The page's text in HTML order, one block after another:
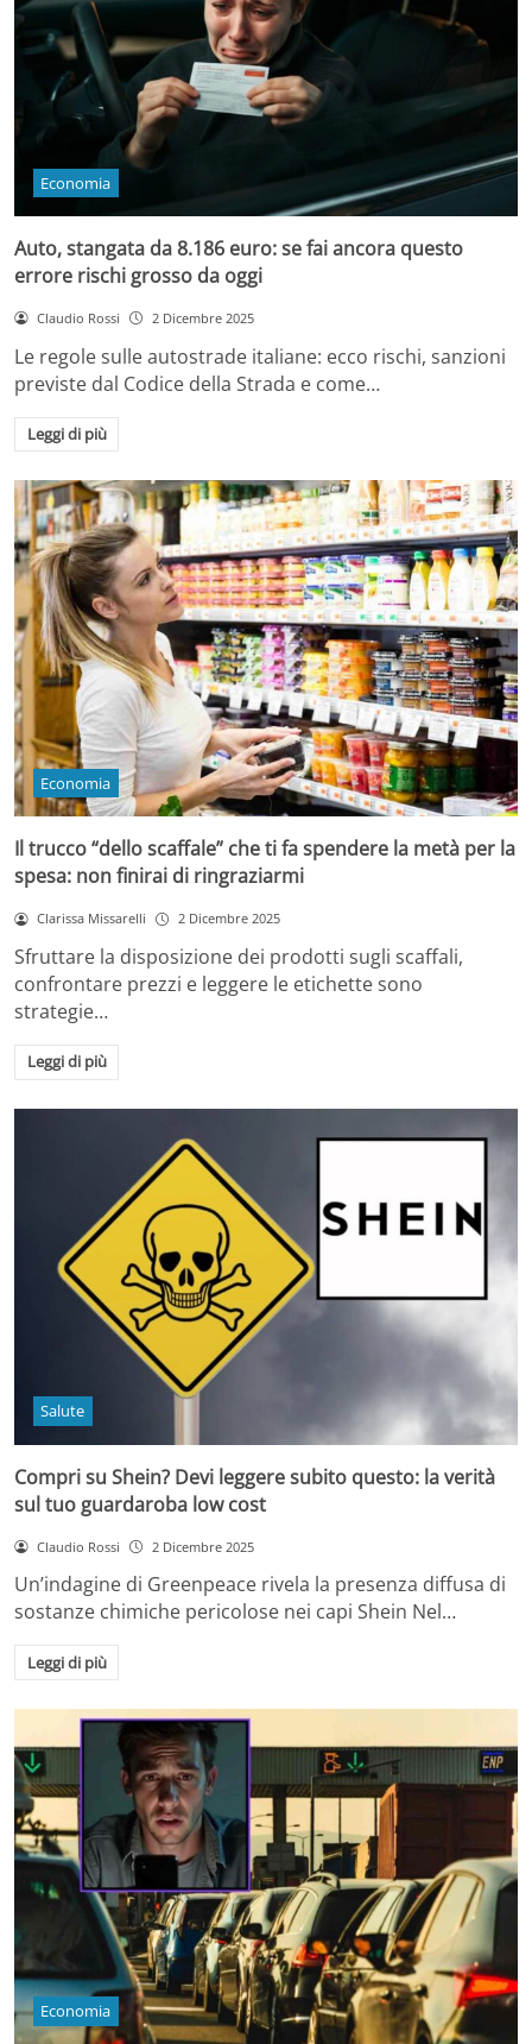
Economia
Auto, stangata da 8.186 euro: se fai ancora questo
errore rischi grosso da oggi
Claudio Rossi 2 Dicembre 2025
Le regole sulle autostrade italiane: ecco rischi, sanzioni
previste dal Codice della Strada e come…
Leggi di più
Economia
Il trucco “dello scaffale” che ti fa spendere la metà per la
spesa: non finirai di ringraziarmi
Clarissa Missarelli 2 Dicembre 2025
Sfruttare la disposizione dei prodotti sugli scaffali,
confrontare prezzi e leggere le etichette sono
strategie…
Leggi di più
Salute
Compri su Shein? Devi leggere subito questo: la verità
sul tuo guardaroba low cost
Claudio Rossi 2 Dicembre 2025
Un’indagine di Greenpeace rivela la presenza diffusa di
sostanze chimiche pericolose nei capi Shein Nel…
Leggi di più
Economia